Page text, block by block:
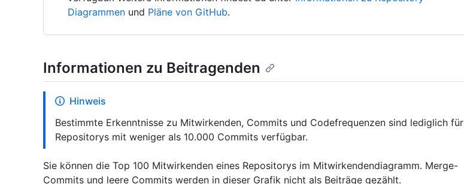
Diagrammen und Pläne von GitHub.
Informationen zu Beitragenden
Hinweis
Bestimmte Erkenntnisse zu Mitwirkenden, Commits und Codefrequenzen sind lediglich für
Repositorys mit weniger als 10.000 Commits verfügbar.
Sie können die Top 100 Mitwirkenden eines Repositorys im Mitwirkendendiagramm. Merge-
Commits und leere Commits werden in dieser Grafik nicht als Beiträge gezählt.